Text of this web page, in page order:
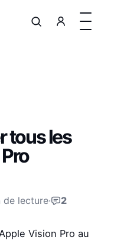
tous les
de lecture· 2
Vision Pro au